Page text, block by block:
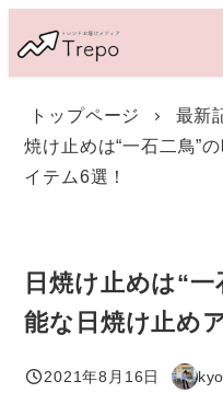
イ
トップページ 最新
焼け止めは“一石二鳥”
イテム6選！
日焼け止めは“
能な日焼け止め
投稿日
2021年8月16日
著